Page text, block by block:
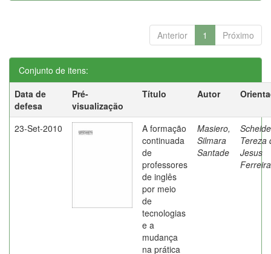
Anterior 1 Próximo
Conjunto de itens:
Data de
defesa
Pré-
visualização
Título Autor
23-Set-2010
A formação
continuada
de
professores
de inglês
por meio
de
tecnologias
e a
mudança
na prática
Masiero,
Silmara
Santade
Tereza
Jesus
Ferreira